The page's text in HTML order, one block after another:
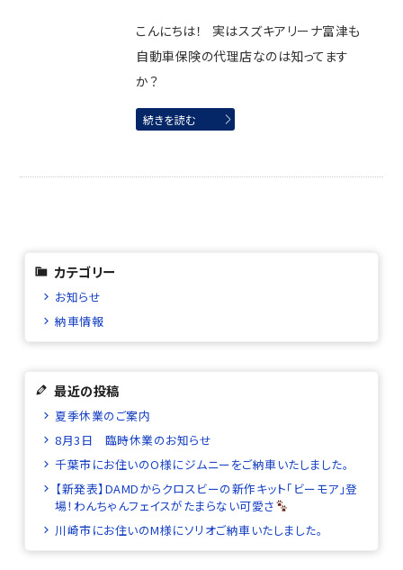
こんにちは！ 実はスズキアリーナ富津も
自動車保険の代理店なのは知ってます
か？
続きを読む
カテゴリー
お知らせ
納車情報
最近の投稿
夏季休業のご案内
8月3日 臨時休業のお知らせ
千葉市にお住いのO様にジムニーをご納車いたしました。
【新発表】DAMDからクロスビーの新作キット「ビーモア」登
場！わんちゃんフェイスがたまらない可愛さ
川崎市にお住いのM様にソリオご納車いたしました。